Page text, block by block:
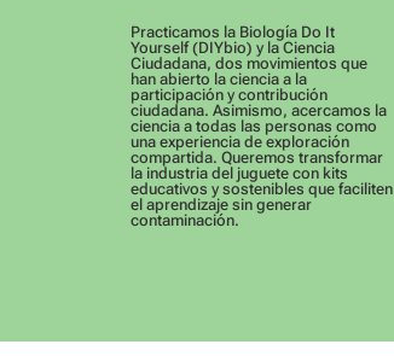
Practicamos la Biología Do It
Yourself (DIYbio) y la Ciencia
Ciudadana, dos movimientos que
han abierto la ciencia a la
participación y contribución
ciudadana. Asimismo, acercamos la
ciencia a todas las personas como
una experiencia de exploración
compartida. Queremos transformar
la industria del juguete con kits
educativos y sostenibles que faciliten
el aprendizaje sin generar
contaminación.